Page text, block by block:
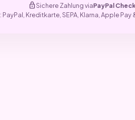
lockSichere Zahlung viaPayPal
: PayPal, Kreditkarte, SEPA, Klarna, Apple Pay